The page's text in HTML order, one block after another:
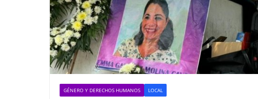
GÉNERO Y DERECHOS HUMANOS LOCAL